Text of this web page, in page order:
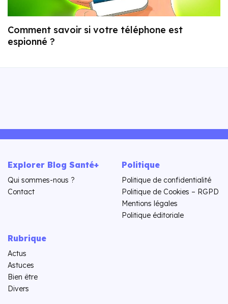
Comment savoir si votre téléphone est
espionné ?
Explorer Blog Santé+
Qui sommes-nous ?
Contact
Politique
Politique de confidentialité
Politique de Cookies – RGPD
Mentions légales
Politique éditoriale
Rubrique
Actus
Astuces
Bien être
Divers